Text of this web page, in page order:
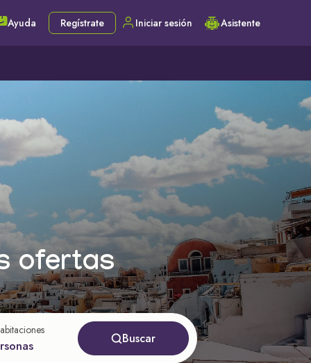
Ayuda Regístrate Iniciar sesión Asistente
ofertas
Buscar